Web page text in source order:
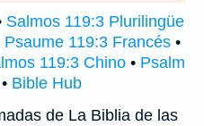
Salmos 119:3 Plurilingüe
Psaume 119:3 Francés •
119:3 Chino • Psalm
• Bible Hub
de La Biblia de las